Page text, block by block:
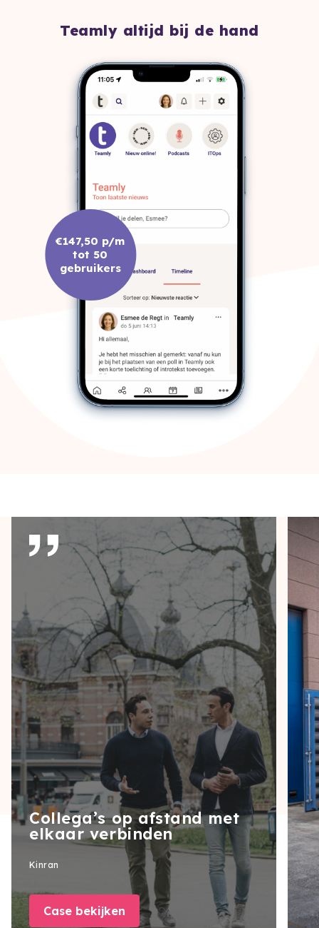
€147,50 p/m
tot 50
gebruikers
Teamly altijd bij de hand
Collega’s op afstand met
elkaar verbinden
Kinran
Case bekijken